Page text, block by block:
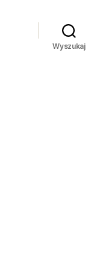
Wyszukaj